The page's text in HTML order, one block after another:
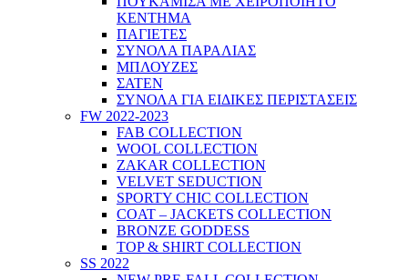
ΚΕΝΤΗΜΑ
ΠΑΓΙΕΤΕΣ
ΣΥΝΟΛΑ ΠΑΡΑΛΙΑΣ
ΜΠΛΟΥΖΕΣ
ΣΑΤΕΝ
ΣΥΝΟΛΑ ΓΙΑ ΕΙΔΙΚΕΣ ΠΕΡΙΣΤΑΣΕΙΣ
FW 2022-2023
FAB COLLECTION
WOOL COLLECTION
ZAKAR COLLECTION
VELVET SEDUCTION
SPORTY CHIC COLLECTION
COAT – JACKETS COLLECTION
BRONZE GODDESS
TOP & SHIRT COLLECTION
SS 2022